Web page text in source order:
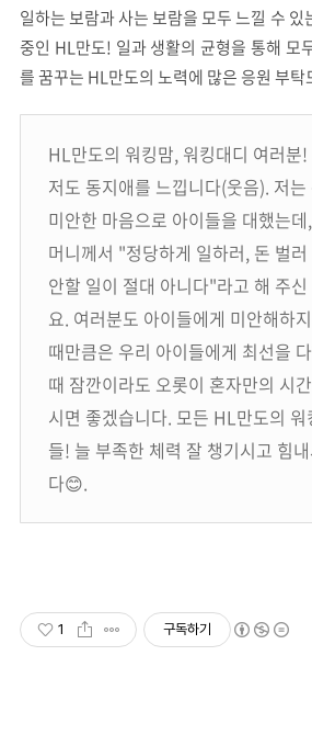
일하는 보람과 사는 보람을 모두 느낄 수 있
중인 HL만도! 일과 생활의 균형을 통해 모
를 꿈꾸는 HL만도의 노력에 많은 응원 부탁
HL만도의 워킹맘, 워킹대디 여러분
저도 동지애를 느낍니다(웃음). 저
미안한 마음으로 아이들을 대했는
머니께서 "정당하게 일하러, 돈 벌
안할 일이 절대 아니다"라고 해 주
요. 여러분도 아이들에게 미안해하
때만큼은 우리 아이들에게 최선을
때 잠깐이라도 오롯이 혼자만의 시
시면 좋겠습니다. 모든 HL만도의
들! 늘 부족한 체력 잘 챙기시고 힘내
다😊.
1 구독하기